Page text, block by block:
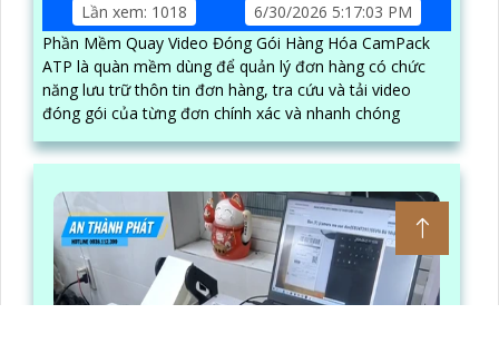
Lần xem: 1018
6/30/2026 5:17:03 PM
Phần Mềm Quay Video Đóng Gói Hàng Hóa CamPack
ATP là quàn mềm dùng để quản lý đơn hàng có chức
năng lưu trữ thôn tin đơn hàng, tra cứu và tải video
đóng gói của từng đơn chính xác và nhanh chóng